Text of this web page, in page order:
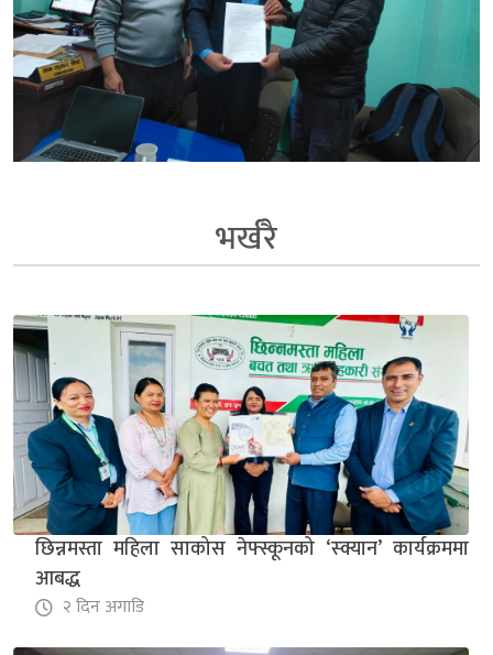
भर्खरै
छिन्नमस्ता महिला साकोस नेफ्स्कूनको ‘स्क्यान’ कार्यक्रममा
आबद्ध
२ दिन अगाडि